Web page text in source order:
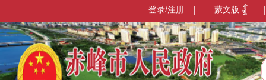
蒙文版
登录/注册